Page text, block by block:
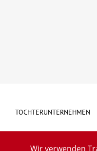
Wir verwenden
TOCHTERUNTERNEHMEN